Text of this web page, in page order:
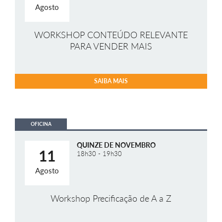
Agosto
WORKSHOP CONTEÚDO RELEVANTE
PARA VENDER MAIS
SAIBA MAIS
OFICINA
11
Agosto
QUINZE DE NOVEMBRO
18h30 - 19h30
Workshop Precificação de A a Z